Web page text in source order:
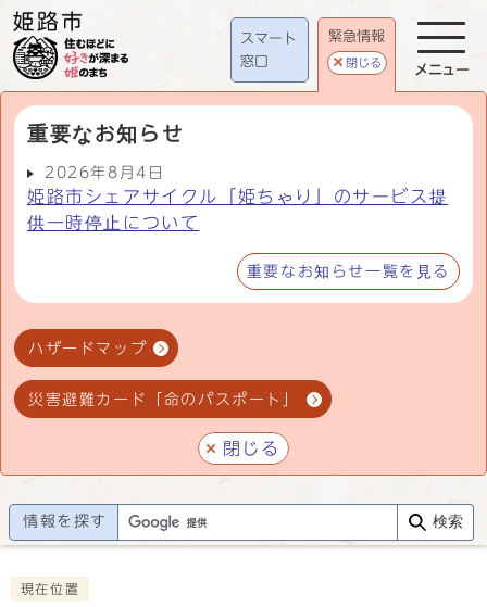
スマート
窓口
緊急情報
閉じる
重要なお知らせ
2026年8月4日
姫路市シェアサイクル「姫ちゃり」のサービス提
供一時停止について
重要なお知らせ一覧を見る
ハザードマップ
災害避難カード「命のパスポート」
閉じる
メニュー
情報を探す 検索
現在位置